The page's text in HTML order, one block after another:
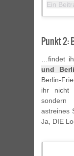
Punkt 2:
…findet
und
Berlin-
ihr nicht
astreines
Ja, DIE